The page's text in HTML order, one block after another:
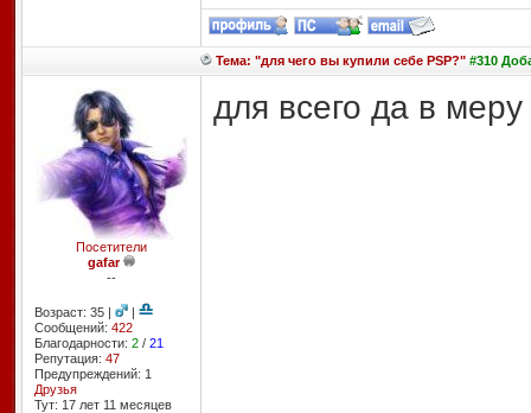
Тема: "для чего вы купили себе PSP?"#310
Посетители
gafar
--
Возраст: 35 |
|
Сообщений: 422
Благодарности: 2/ 21
Репутация: 47
Предупреждений: 1
Друзья
Тут: 17 лет 11 месяцев
для всего да в меру